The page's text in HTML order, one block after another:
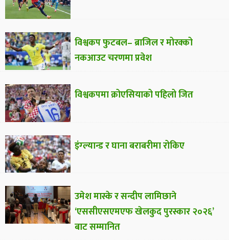
विश्वकप फुटबल– ब्राजिल र मोरक्को
नकआउट चरणमा प्रवेश
विश्वकपमा क्रोएसियाको पहिलो जित
इंग्ल्यान्ड र घाना बराबरीमा रोकिए
उमेश मास्के र सन्दीप लामिछाने
‘एससीएसएमएफ खेलकुद पुरस्कार २०२६’
बाट सम्मानित